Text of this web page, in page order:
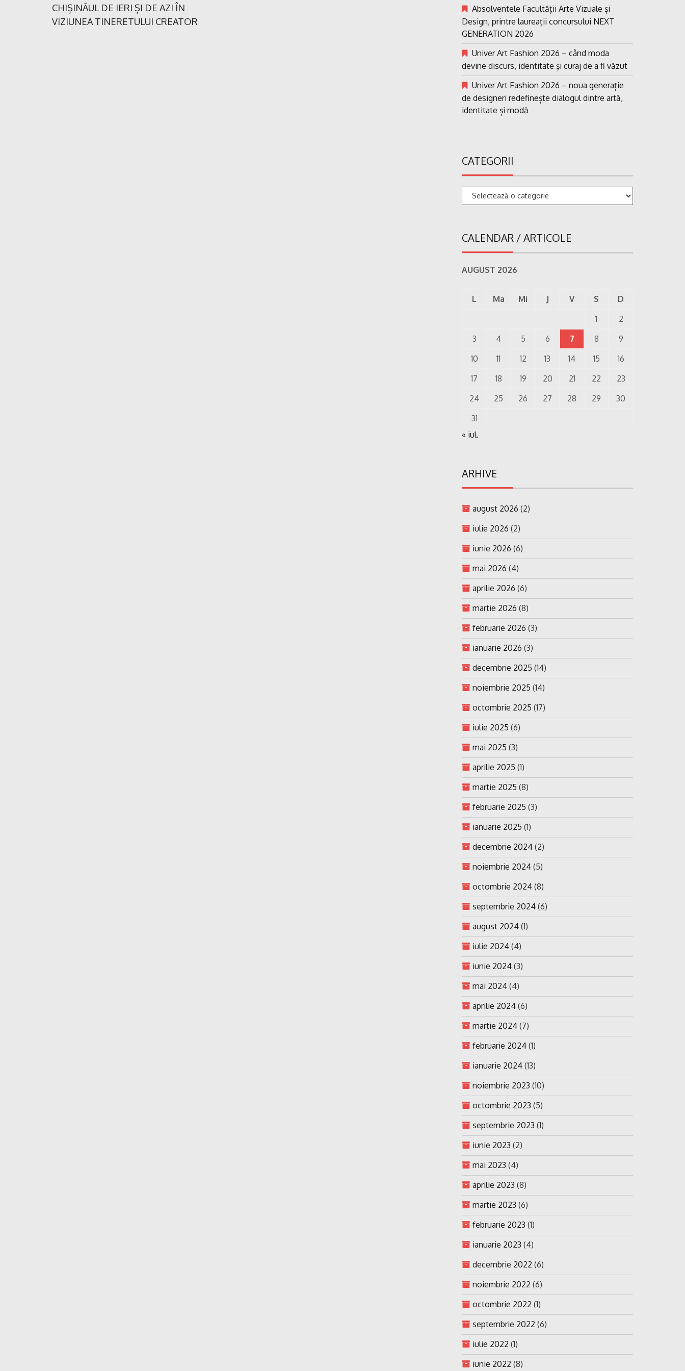
în
articole
Previous
Post:
CHIȘINĂUL DE IERI ȘI DE AZI ÎN
VIZIUNEA TINERETULUI CREATOR
Absolventele Facultății Arte Vizuale și
Design, printre laureații concursului NEXT
GENERATION 2026
Univer Art Fashion 2026 – când moda
devine discurs, identitate și curaj de a fi văzut
Univer Art Fashion 2026 – noua generație
de designeri redefinește dialogul dintre artă,
identitate și modă
CATEGORII
Categorii
CALENDAR / ARTICOLE
AUGUST 2026
L Ma Mi J V S
D
1
2
3
4 5 6 7 8
9
10
11 12 13 14 15
16
17
18 19 20 21 22
23
24
25 26 27 28 29
30
31
« iul.
ARHIVE
august 2026 (2)
iulie 2026 (2)
iunie 2026 (6)
mai 2026 (4)
aprilie 2026 (6)
martie 2026 (8)
februarie 2026 (3)
ianuarie 2026 (3)
decembrie 2025 (14)
noiembrie 2025 (14)
octombrie 2025 (17)
iulie 2025 (6)
mai 2025 (3)
aprilie 2025 (1)
martie 2025 (8)
februarie 2025 (3)
ianuarie 2025 (1)
decembrie 2024 (2)
noiembrie 2024 (5)
octombrie 2024 (8)
septembrie 2024 (6)
august 2024 (1)
iulie 2024 (4)
iunie 2024 (3)
mai 2024 (4)
aprilie 2024 (6)
martie 2024 (7)
februarie 2024 (1)
ianuarie 2024 (13)
noiembrie 2023 (10)
octombrie 2023 (5)
septembrie 2023 (1)
iunie 2023 (2)
mai 2023 (4)
aprilie 2023 (8)
martie 2023 (6)
februarie 2023 (1)
ianuarie 2023 (4)
decembrie 2022 (6)
noiembrie 2022 (6)
octombrie 2022 (1)
septembrie 2022 (6)
iulie 2022 (1)
iunie 2022 (8)